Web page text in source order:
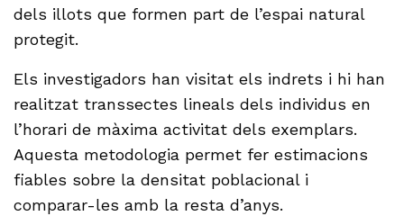
dels illots que formen part de l’espai natural
protegit.
Els investigadors han visitat els indrets i hi han
realitzat transsectes lineals dels individus en
l’horari de màxima activitat dels exemplars.
Aquesta metodologia permet fer estimacions
fiables sobre la densitat poblacional i
comparar-les amb la resta d’anys.